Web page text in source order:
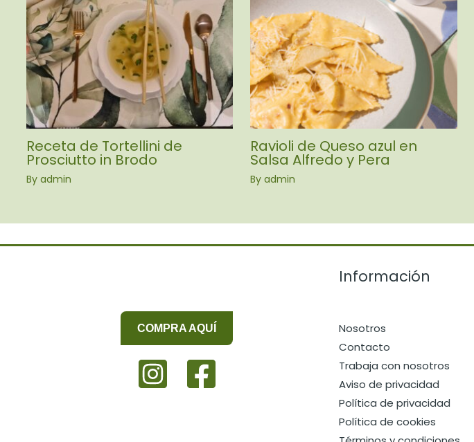
Receta de Tortellini de
Prosciutto in Brodo
By admin
Ravioli de Queso azul en
Salsa Alfredo y Pera
By admin
COMPRA AQUÍ
Información
Nosotros
Contacto
Trabaja con nosotros
Aviso de privacidad
Política de privacidad
Política de cookies